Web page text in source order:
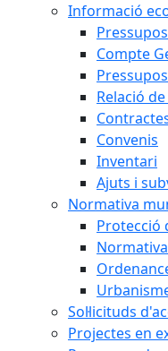
Informació
Compte
Relació
Convenis
Inventari
Ajuts i
Normativa
Protecció
Sol·licituds
Projectes en